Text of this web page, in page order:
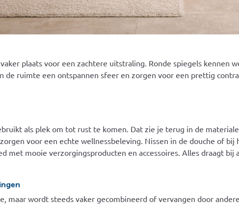
plaats voor een zachtere uitstraling. Ronde spiegels kennen
de ruimte een ontspannen sfeer en zorgen voor een prettig
als plek om tot rust te komen. Dat zie je terug in de
voor een echte wellnessbeleving. Nissen in de douche of bij
met mooie verzorgingsproducten en accessoires. Alles draagt bij
maar wordt steeds vaker gecombineerd of vervangen door